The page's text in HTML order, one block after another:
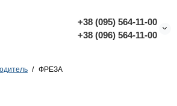
+38 (095) 564-11-00
+38 (096) 564-11-00
ФРЕЗА